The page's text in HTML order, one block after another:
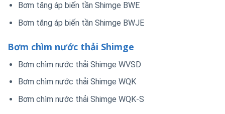
Bơm tăng áp biến tần Shimge BWE
Bơm tăng áp biến tần Shimge BWJE
Bơm chìm nước thải Shimge
Bơm chìm nước thải Shimge WVSD
Bơm chìm nước thải Shimge WQK
Bơm chìm nước thải Shimge WQK-S